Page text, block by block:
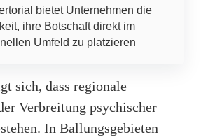
bietet Unternehmen die
ihre Botschaft direkt im
Umfeld zu platzieren
sich, dass regionale
Verbreitung psychischer
In Ballungsgebieten